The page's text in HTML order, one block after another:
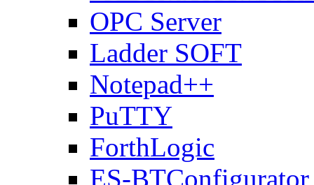
OPC Server
Ladder SOFT
Notepad++
PuTTY
ForthLogic
ES-BTConfigurator